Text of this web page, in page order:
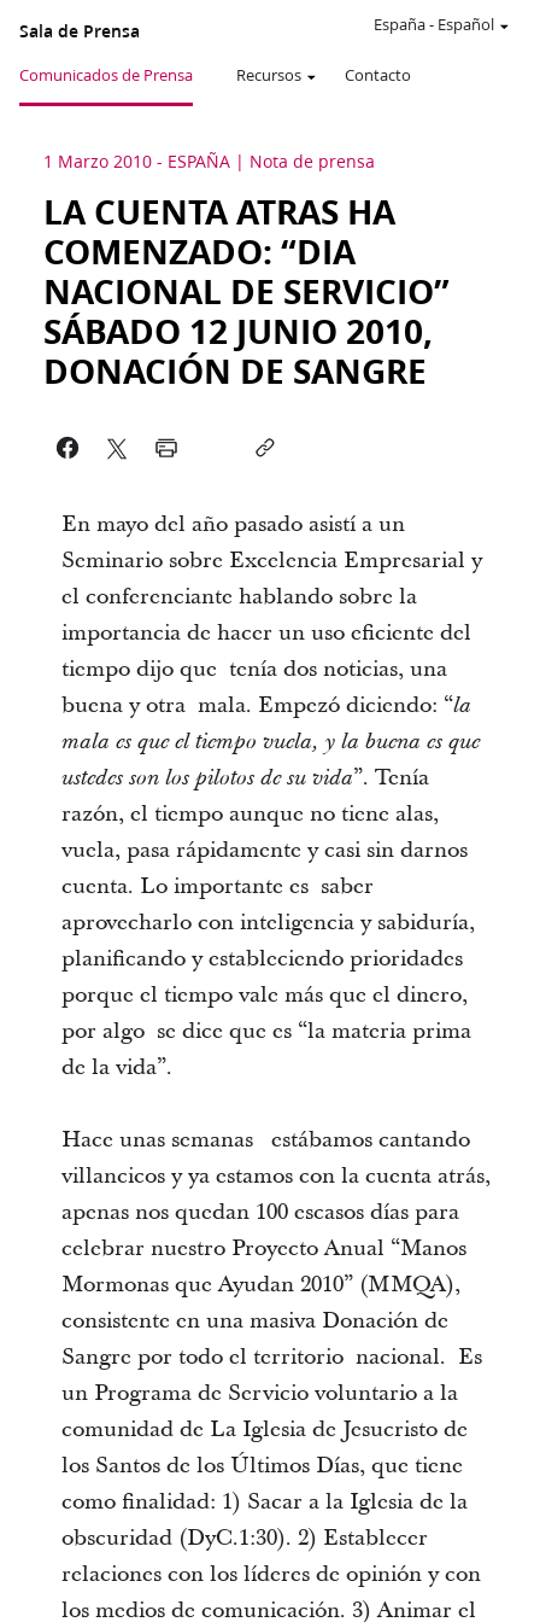
Sala de Prensa
Comunicados de Prensa Recursos Contacto
España- Español
1 Marzo 2010 - ESPAÑA Nota de prensa
LA CUENTA ATRAS HA
COMENZADO: “DIA
NACIONAL DE SERVICIO”
SÁBADO 12 JUNIO 2010,
DONACIÓN DE SANGRE
En mayo del año pasado asistí a un
Seminario sobre Excelencia Empresarial y
el conferenciante hablando sobre la
importancia de hacer un uso eficiente del
tiempo dijo que tenía dos noticias, una
buena y otra mala. Empezó diciendo: “la
mala es que el tiempo vuela, y la buena es que
ustedes son los pilotos de su vida”. Tenía
razón, el tiempo aunque no tiene alas,
vuela, pasa rápidamente y casi sin darnos
cuenta. Lo importante es saber
aprovecharlo con inteligencia y sabiduría,
planificando y estableciendo prioridades
porque el tiempo vale más que el dinero,
por algo se dice que es “la materia prima
de la vida”.
Hace unas semanas estábamos cantando
villancicos y ya estamos con la cuenta atrás,
apenas nos quedan 100 escasos días para
celebrar nuestro Proyecto Anual “Manos
Mormonas que Ayudan 2010” (MMQA),
consistente en una masiva Donación de
Sangre por todo el territorio nacional. Es
un Programa de Servicio voluntario a la
comunidad de La Iglesia de Jesucristo de
los Santos de los Últimos Días, que tiene
como finalidad: 1) Sacar a la Iglesia de la
obscuridad (DyC.1:30). 2) Establecer
relaciones con los líderes de opinión y con
los medios de comunicación. 3) Animar el